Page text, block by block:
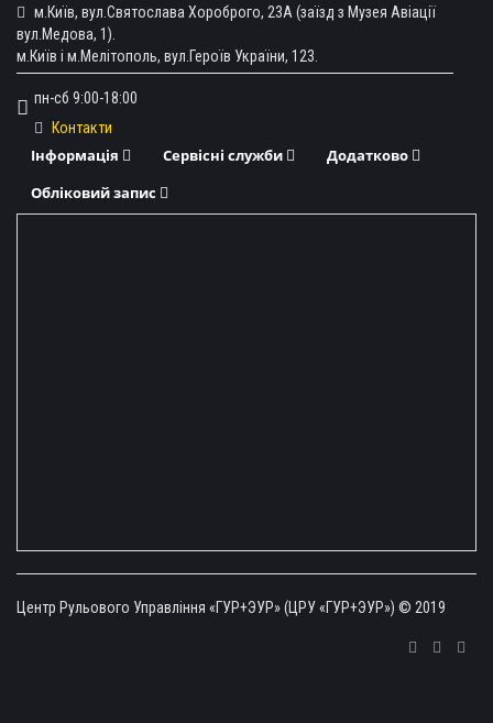
м.Київ, вул.Святослава Хороброго, 23А (заїзд з Музея Авіації
вул.Медова, 1).
м.Київ і м.Мелітополь, вул.Героїв України, 123.
пн-сб 9:00-18:00
Контакти
Інформація Сервісні служби
Додатково
Обліковий запис
Центр Рульового Управління «ГУР+ЭУР» (ЦРУ «ГУР+ЭУР») © 2019